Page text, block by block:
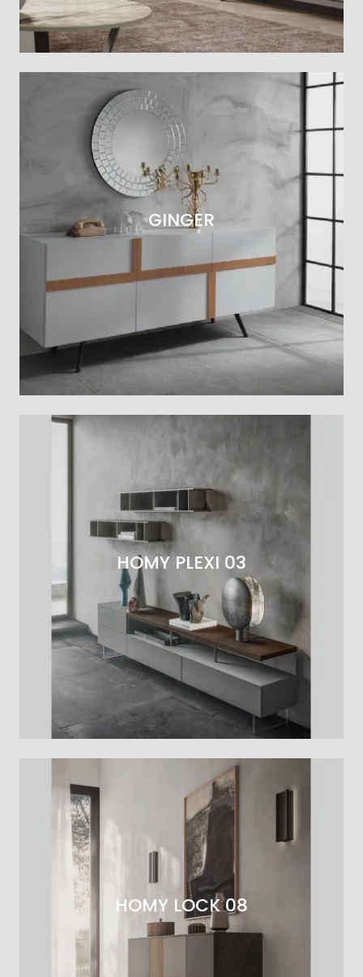
GINGER
HOMY PLEXI 03
HOMY LOCK 08